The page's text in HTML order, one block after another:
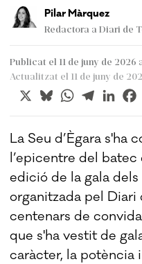
Pilar Màrquez
Redactora a Diari de
Publicat el 11 de juny de 2026
Actualitzat el 11 de juny de
X BlueskyWhatsApp
Telegram
La Seu d’Ègara s'ha
l’epicentre del
edició de la gala
organitzada pel Diari
centenars de
que s'ha vestit de
caràcter, la potència